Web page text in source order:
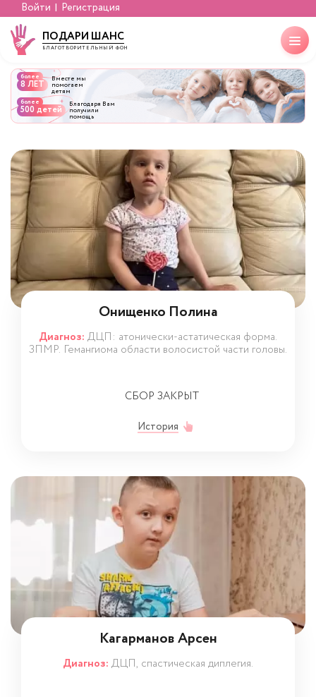
Войти Регистрация
ПОДАРИ ШАНС
БЛАГОТВОРИТЕЛЬНЫЙ ФОНД
более
8 ЛЕТ Вместе мы
помогаем
детям
более
500 детей Благодаря Вам
получили
помощь
Онищенко Полина
Диагноз: ДЦП: атонически-астатическая форма.
ЗПМР. Гемангиома области волосистой части головы.
СБОР ЗАКРЫТ
История
Кагарманов Арсен
Диагноз: ДЦП, спастическая диплегия.